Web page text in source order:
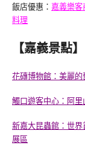
飯店優惠： 嘉義樂客
料理
【嘉義景點】
花磚博物館：美麗的
觸口遊客中心：阿里
新嘉大昆蟲館：世
展區